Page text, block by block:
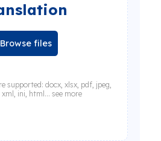
Browse files
supported: docx, xlsx, pdf, jpeg,
xml, ini, html... see more